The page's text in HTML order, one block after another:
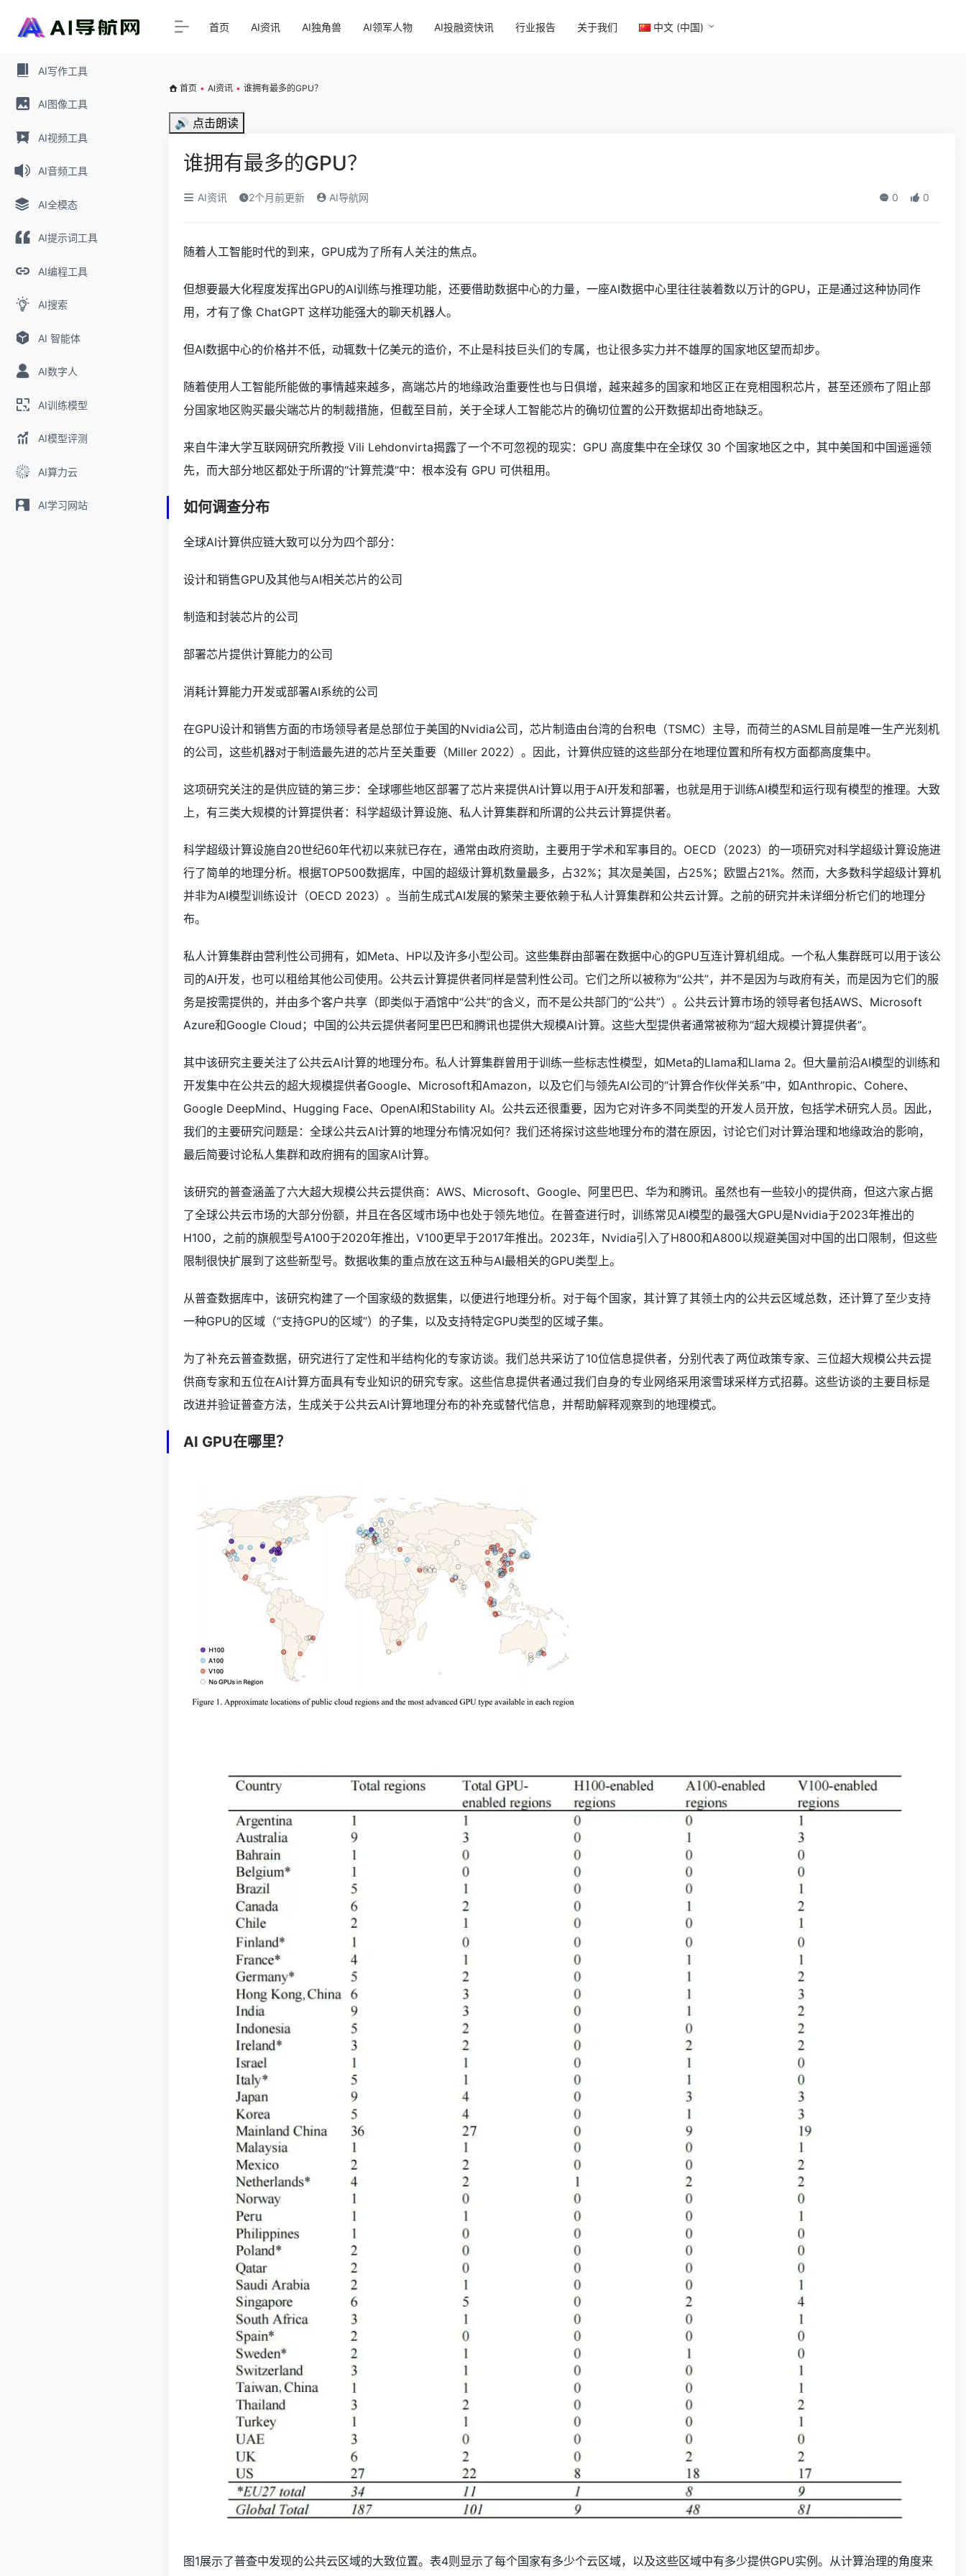
AI写作工具
AI图像工具
AI视频工具
AI音频工具
AI全模态
AI提示词工具
AI编程工具
AI搜索
AI 智能体
AI数字人
AI训练模型
AI模型评测
AI算力云
AI学习网站
首页 AI资讯 AI独角兽 AI领军人物 AI投融资快讯 行业报告 关于我们 中文 (中国)
首页 • AI资讯 • 谁拥有最多的GPU？
🔊 点击朗读
谁拥有最多的GPU？
AI资讯 2个月前更新 AI导航网 0 0
随着人工智能时代的到来，GPU成为了所有人关注的焦点。
但想要最大化程度发挥出GPU的AI训练与推理功能，还要借助数据中心的力量，一座AI数据中心里往往装着数以万计的GPU，正是通过这种协同作
用，才有了像 ChatGPT 这样功能强大的聊天机器人。
但AI数据中心的价格并不低，动辄数十亿美元的造价，不止是科技巨头们的专属，也让很多实力并不雄厚的国家地区望而却步。
随着使用人工智能所能做的事情越来越多，高端芯片的地缘政治重要性也与日俱增，越来越多的国家和地区正在竞相囤积芯片，甚至还颁布了阻止部
分国家地区购买最尖端芯片的制裁措施，但截至目前，关于全球人工智能芯片的确切位置的公开数据却出奇地缺乏。
来自牛津大学互联网研究所教授 Vili Lehdonvirta揭露了一个不可忽视的现实：GPU 高度集中在全球仅 30 个国家地区之中，其中美国和中国遥遥领
先，而大部分地区都处于所谓的“计算荒漠”中：根本没有 GPU 可供租用。
如何调查分布
全球AI计算供应链大致可以分为四个部分：
设计和销售GPU及其他与AI相关芯片的公司
制造和封装芯片的公司
部署芯片提供计算能力的公司
消耗计算能力开发或部署AI系统的公司
在GPU设计和销售方面的市场领导者是总部位于美国的Nvidia公司，芯片制造由台湾的台积电（TSMC）主导，而荷兰的ASML目前是唯一生产光刻机
的公司，这些机器对于制造最先进的芯片至关重要（Miller 2022）。因此，计算供应链的这些部分在地理位置和所有权方面都高度集中。
这项研究关注的是供应链的第三步：全球哪些地区部署了芯片来提供AI计算以用于AI开发和部署，也就是用于训练AI模型和运行现有模型的推理。大致
上，有三类大规模的计算提供者：科学超级计算设施、私人计算集群和所谓的公共云计算提供者。
科学超级计算设施自20世纪60年代初以来就已存在，通常由政府资助，主要用于学术和军事目的。OECD（2023）的一项研究对科学超级计算设施进
行了简单的地理分析。根据TOP500数据库，中国的超级计算机数量最多，占32%；其次是美国，占25%；欧盟占21%。然而，大多数科学超级计算机
并非为AI模型训练设计（OECD 2023）。当前生成式AI发展的繁荣主要依赖于私人计算集群和公共云计算。之前的研究并未详细分析它们的地理分
布。
私人计算集群由营利性公司拥有，如Meta、HP以及许多小型公司。这些集群由部署在数据中心的GPU互连计算机组成。一个私人集群既可以用于该公
司的AI开发，也可以租给其他公司使用。公共云计算提供者同样是营利性公司。它们之所以被称为“公共”，并不是因为与政府有关，而是因为它们的服
务是按需提供的，并由多个客户共享（即类似于酒馆中“公共”的含义，而不是公共部门的“公共”）。公共云计算市场的领导者包括AWS、Microsoft
Azure和Google Cloud；中国的公共云提供者阿里巴巴和腾讯也提供大规模AI计算。这些大型提供者通常被称为“超大规模计算提供者”。
其中该研究主要关注了公共云AI计算的地理分布。私人计算集群曾用于训练一些标志性模型，如Meta的Llama和Llama 2。但大量前沿AI模型的训练和
开发集中在公共云的超大规模提供者Google、Microsoft和Amazon，以及它们与领先AI公司的“计算合作伙伴关系”中，如Anthropic、Cohere、
Google DeepMind、Hugging Face、OpenAI和Stability AI。公共云还很重要，因为它对许多不同类型的开发人员开放，包括学术研究人员。因此，
我们的主要研究问题是：全球公共云AI计算的地理分布情况如何？我们还将探讨这些地理分布的潜在原因，讨论它们对计算治理和地缘政治的影响，
最后简要讨论私人集群和政府拥有的国家AI计算。
该研究的普查涵盖了六大超大规模公共云提供商：AWS、Microsoft、Google、阿里巴巴、华为和腾讯。虽然也有一些较小的提供商，但这六家占据
了全球公共云市场的大部分份额，并且在各区域市场中也处于领先地位。在普查进行时，训练常见AI模型的最强大GPU是Nvidia于2023年推出的
H100，之前的旗舰型号A100于2020年推出，V100更早于2017年推出。2023年，Nvidia引入了H800和A800以规避美国对中国的出口限制，但这些
限制很快扩展到了这些新型号。数据收集的重点放在这五种与AI最相关的GPU类型上。
从普查数据库中，该研究构建了一个国家级的数据集，以便进行地理分析。对于每个国家，其计算了其领土内的公共云区域总数，还计算了至少支持
一种GPU的区域（“支持GPU的区域”）的子集，以及支持特定GPU类型的区域子集。
为了补充云普查数据，研究进行了定性和半结构化的专家访谈。我们总共采访了10位信息提供者，分别代表了两位政策专家、三位超大规模公共云提
供商专家和五位在AI计算方面具有专业知识的研究专家。这些信息提供者通过我们自身的专业网络采用滚雪球采样方式招募。这些访谈的主要目标是
改进并验证普查方法，生成关于公共云AI计算地理分布的补充或替代信息，并帮助解释观察到的地理模式。
AI GPU在哪里？
图1展示了普查中发现的公共云区域的大致位置。表4则显示了每个国家有多少个云区域，以及这些区域中有多少提供GPU实例。从计算治理的角度来